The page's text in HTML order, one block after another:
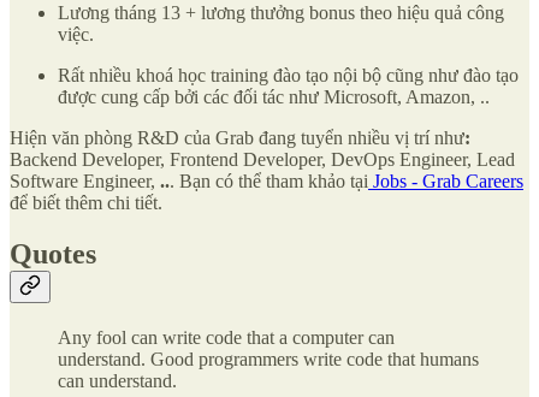
Lương tháng 13 + lương thưởng bonus theo hiệu quả công
việc.
Rất nhiều khoá học training đào tạo nội bộ cũng như đào tạo
được cung cấp bởi các đối tác như Microsoft, Amazon, ..
Hiện văn phòng R&D của Grab đang tuyển nhiều vị trí như:
Backend Developer, Frontend Developer, DevOps Engineer, Lead
Software Engineer, ... Bạn có thể tham khảo tại Jobs - Grab Careers
để biết thêm chi tiết.
Quotes
Any fool can write code that a computer can
understand. Good programmers write code that humans
can understand.